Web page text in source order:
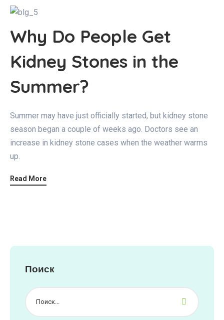
Why Do People Get
Kidney Stones in the
Summer?
Summer may have just officially started, but kidney stone
season began a couple of weeks ago. Doctors see an
increase in kidney stone cases when the weather warms
up.
Read More
Поиск